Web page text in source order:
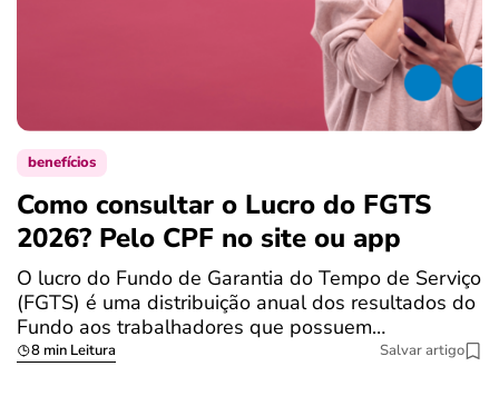
benefícios
Como consultar o Lucro do FGTS
2026? Pelo CPF no site ou app
O lucro do Fundo de Garantia do Tempo de Serviço
(FGTS) é uma distribuição anual dos resultados do
Fundo aos trabalhadores que possuem…
8 min Leitura Salvar artigo